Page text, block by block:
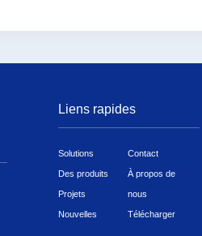
Liens rapides
Solutions
Des produits
Projets
Nouvelles
Contact
À propos de
nous
Télécharger